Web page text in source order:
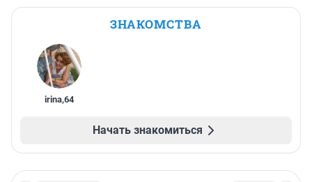
ЗНАКОМСТВА
irina,64
Начать знакомиться